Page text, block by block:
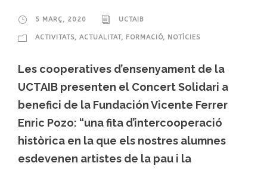
5 MARÇ, 2020 UCTAIB
ACTIVITATS, ACTUALITAT, FORMACIÓ, NOTÍCIES
Les cooperatives d’ensenyament de la
UCTAIB presenten el Concert Solidari a
benefici de la Fundación Vicente Ferrer
Enric Pozo: “una fita d’intercooperació
històrica en la que els nostres alumnes
esdevenen artistes de la pau i la